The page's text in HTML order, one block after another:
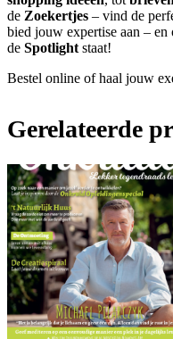
de Zoekertjes – vind de
bied jouw expertise aan –
de Spotlight staat!
Bestel online of haal jouw
Gerelateerde